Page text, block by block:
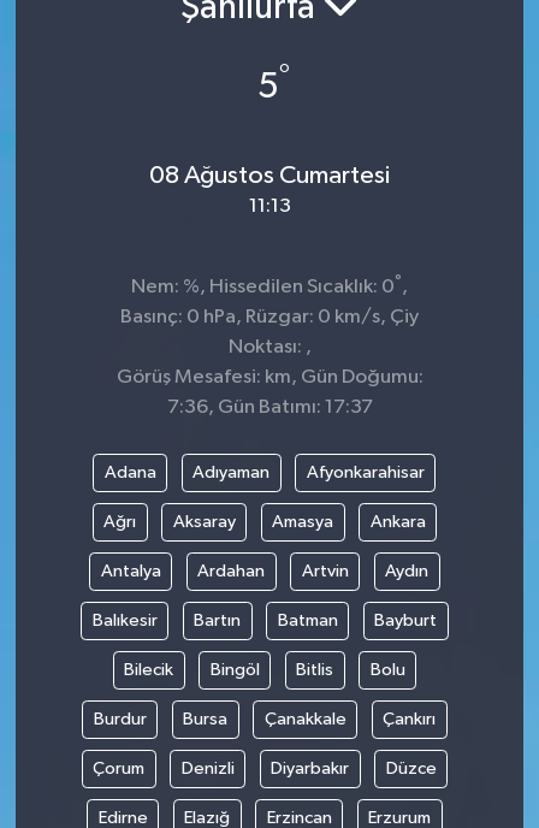
Şanlıurfa
5°
08 Ağustos Cumartesi
11:13
Nem: %, Hissedilen Sıcaklık: 0° ,
Basınç: 0 hPa, Rüzgar: 0 km/s, Çiy
Noktası: ,
Görüş Mesafesi: km, Gün Doğumu:
7:36, Gün Batımı: 17:37
Adana Adıyaman Afyonkarahisar
Ağrı Aksaray Amasya Ankara
Antalya Ardahan Artvin Aydın
Balıkesir Bartın Batman Bayburt
Bilecik Bingöl Bitlis Bolu
Burdur Bursa Çanakkale Çankırı
Çorum Denizli Diyarbakır Düzce
Edirne Elazığ Erzincan Erzurum